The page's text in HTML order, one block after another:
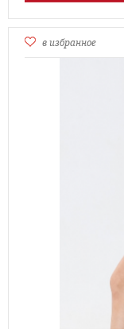
в избранное